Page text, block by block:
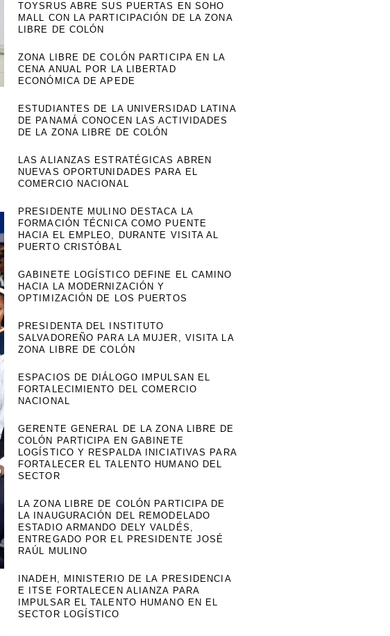
TOYSRUS ABRE SUS PUERTAS EN SOHO
MALL CON LA PARTICIPACIÓN DE LA ZONA
LIBRE DE COLÓN
ZONA LIBRE DE COLÓN PARTICIPA EN LA
CENA ANUAL POR LA LIBERTAD
ECONÓMICA DE APEDE
ESTUDIANTES DE LA UNIVERSIDAD LATINA
DE PANAMÁ CONOCEN LAS ACTIVIDADES
DE LA ZONA LIBRE DE COLÓN
LAS ALIANZAS ESTRATÉGICAS ABREN
NUEVAS OPORTUNIDADES PARA EL
COMERCIO NACIONAL
PRESIDENTE MULINO DESTACA LA
FORMACIÓN TÉCNICA COMO PUENTE
HACIA EL EMPLEO, DURANTE VISITA AL
PUERTO CRISTÓBAL
GABINETE LOGÍSTICO DEFINE EL CAMINO
HACIA LA MODERNIZACIÓN Y
OPTIMIZACIÓN DE LOS PUERTOS
PRESIDENTA DEL INSTITUTO
SALVADOREÑO PARA LA MUJER, VISITA LA
ZONA LIBRE DE COLÓN
ESPACIOS DE DIÁLOGO IMPULSAN EL
FORTALECIMIENTO DEL COMERCIO
NACIONAL
GERENTE GENERAL DE LA ZONA LIBRE DE
COLÓN PARTICIPA EN GABINETE
LOGÍSTICO Y RESPALDA INICIATIVAS PARA
FORTALECER EL TALENTO HUMANO DEL
SECTOR
LA ZONA LIBRE DE COLÓN PARTICIPA DE
LA INAUGURACIÓN DEL REMODELADO
ESTADIO ARMANDO DELY VALDÉS,
ENTREGADO POR EL PRESIDENTE JOSÉ
RAÚL MULINO
INADEH, MINISTERIO DE LA PRESIDENCIA
E ITSE FORTALECEN ALIANZA PARA
IMPULSAR EL TALENTO HUMANO EN EL
SECTOR LOGÍSTICO